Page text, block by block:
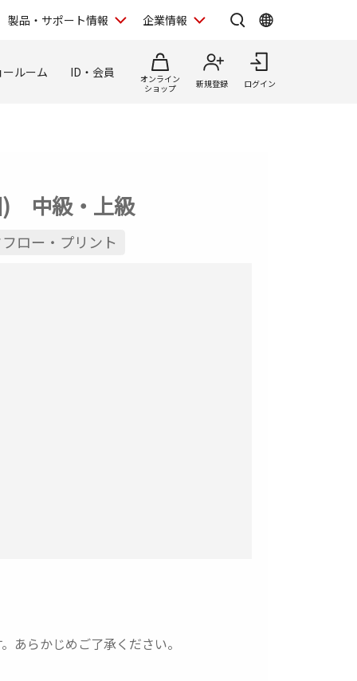
製品・サポート情報 企業情報
ルーム ID・会員
オンライン
ショップ
新規登録 ログイン
中級・上級
ロー・プリント
あらかじめご了承ください。